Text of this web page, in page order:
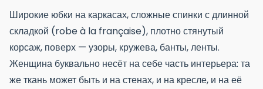
Широкие юбки на каркасах, сложные спинки с длинной
складкой (robe à la française), плотно стянутый
корсаж, поверх — узоры, кружева, банты, ленты.
Женщина буквально несёт на себе часть интерьера: та
же ткань может быть и на стенах, и на кресле, и на её